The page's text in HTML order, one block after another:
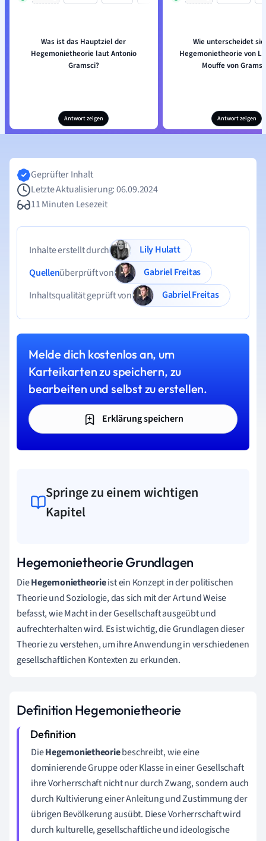
Was ist das Hauptziel der
Hegemonietheorie laut Antonio
Gramsci?
Antwort zeigen
Wie unterscheidet
Hegemonietheorie von
Mouffe von
Antwort zeigen
Geprüfter Inhalt
Letzte Aktualisierung: 06.09.2024
11 Minuten Lesezeit
Inhalte erstellt durch
Lily Hulatt
Quellenüberprüft von
Gabriel Freitas
Inhaltsqualität geprüft von
Gabriel Freitas
Melde dich kostenlos an, um
Karteikarten zu speichern, zu
bearbeiten und selbst zu erstellen.
Erklärung speichern
Springe zu einem wichtigen
Kapitel
Hegemonietheorie Grundlagen
DieHegemonietheorieist ein Konzept in der politischen
Theorie und Soziologie, das sich mit der Art und Weise
befasst, wie Macht in der Gesellschaft ausgeübt und
aufrechterhalten wird. Es ist wichtig, die Grundlagen dieser
Theorie zu verstehen, um ihre Anwendung in verschiedenen
gesellschaftlichen Kontexten zu erkunden.
Definition Hegemonietheorie
DieHegemonietheoriebeschreibt, wie eine
dominierende Gruppe oder Klasse in einer Gesellschaft
ihre Vorherrschaft nicht nur durch Zwang, sondern auch
durch Kultivierung einer Anleitung und Zustimmung der
übrigen Bevölkerung ausübt. Diese Vorherrschaft wird
durch kulturelle, gesellschaftliche und ideologische